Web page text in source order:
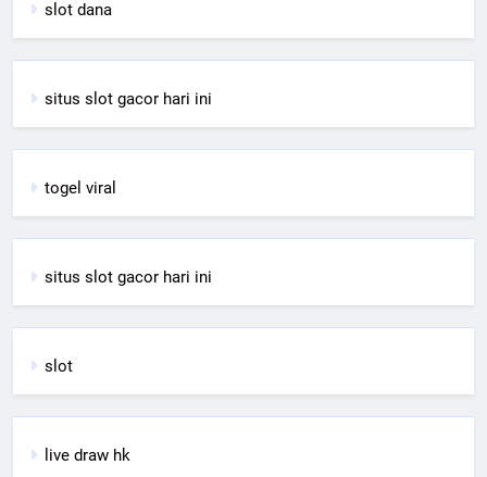
slot dana
situs slot gacor hari ini
togel viral
situs slot gacor hari ini
slot
live draw hk